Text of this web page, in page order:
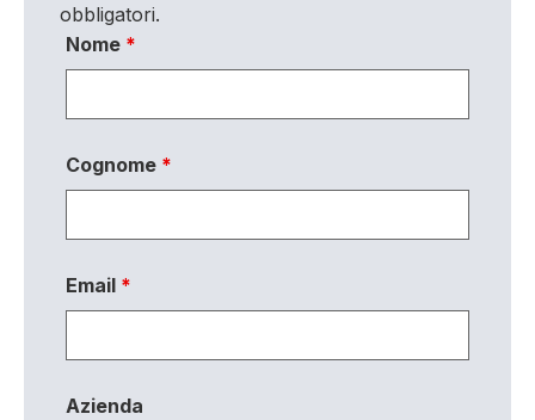
obbligatori.
Nome *
Cognome *
Email *
Azienda